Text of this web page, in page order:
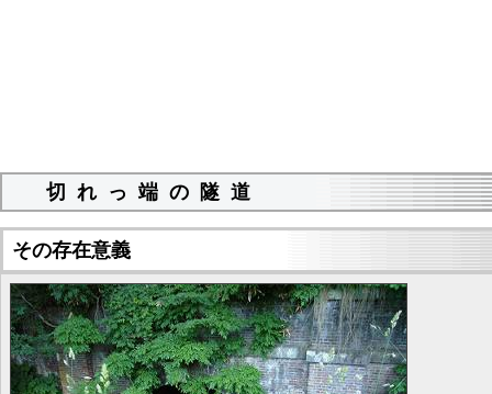
切れっ端の隧道
その存在意義